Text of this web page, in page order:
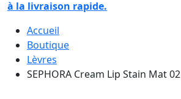
à la livraison rapide.
Accueil
Boutique
Lèvres
SEPHORA Cream Lip Stain Mat 02